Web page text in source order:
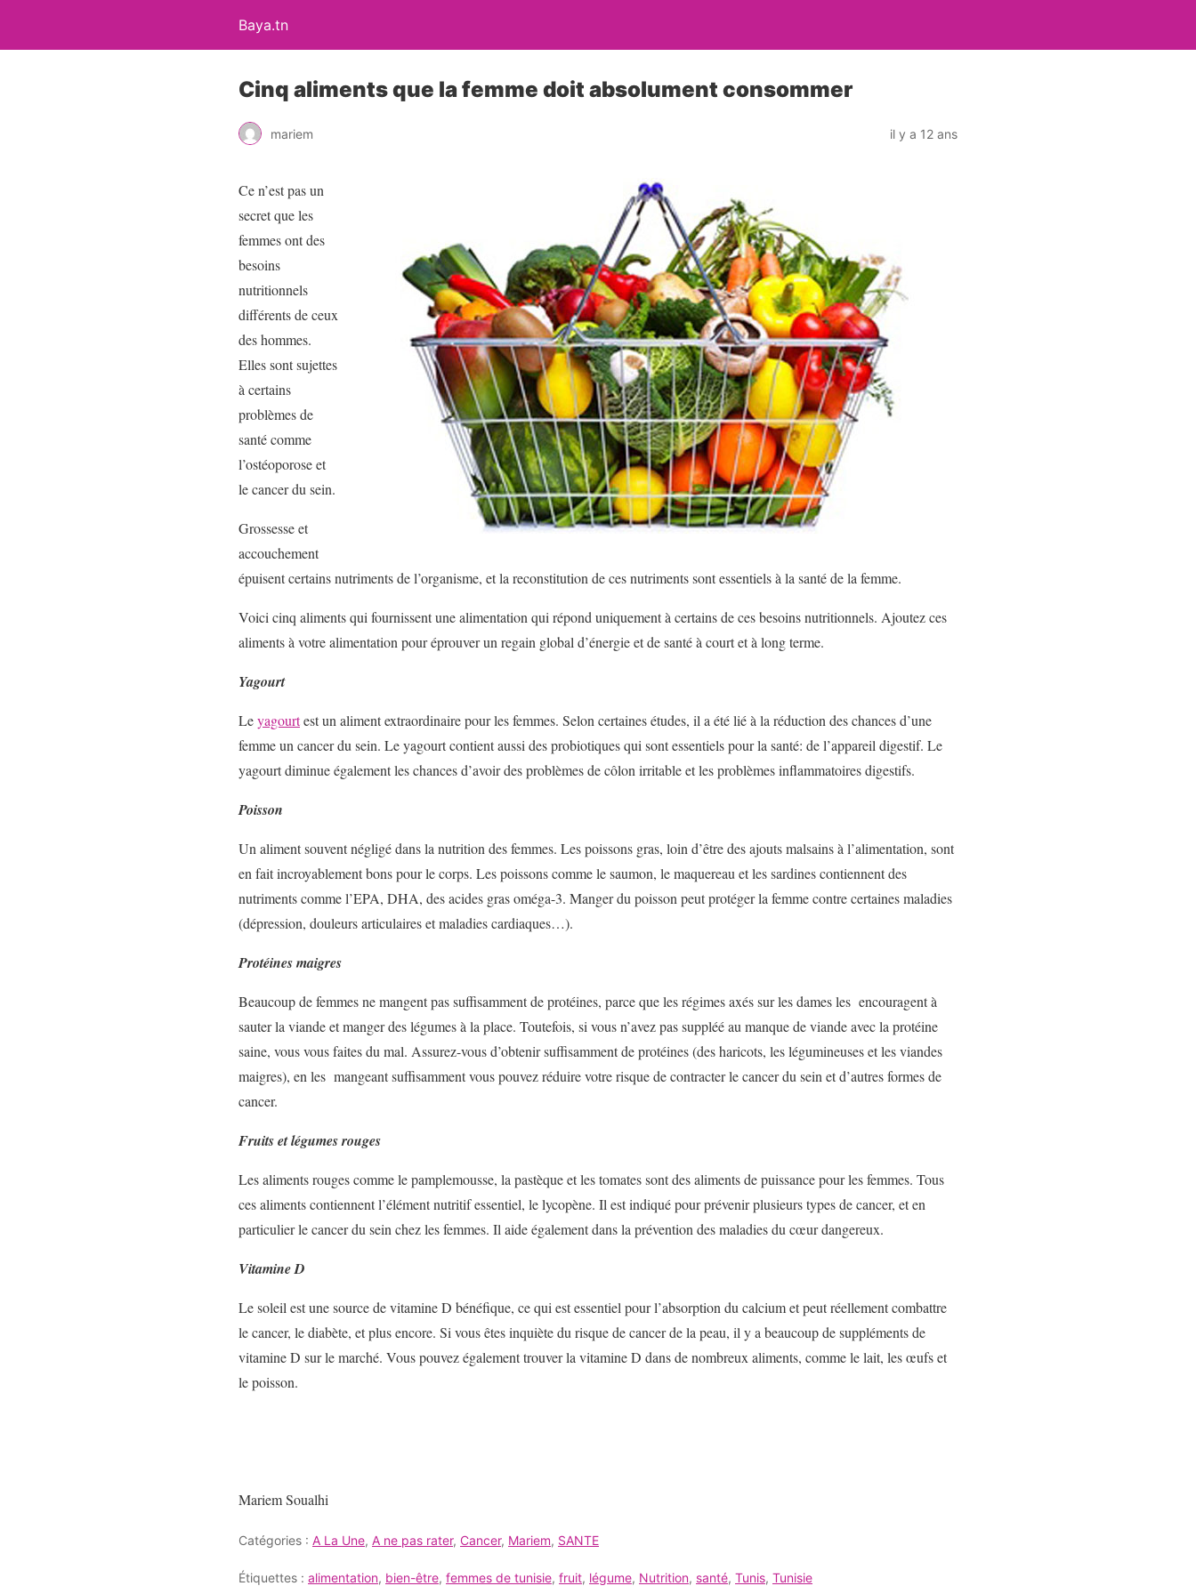
Baya.tn
Cinq aliments que la femme doit absolument consommer
mariem il y a 12 ans
Ce n’est pas un
secret que les
femmes ont des
besoins
nutritionnels
différents de ceux
des hommes.
Elles sont sujettes
à certains
problèmes de
santé comme
l’ostéoporose et
le cancer du sein.
Grossesse et
accouchement
épuisent certains nutriments de l’organisme, et la reconstitution de ces nutriments sont essentiels à la santé de la femme.
Voici cinq aliments qui fournissent une alimentation qui répond uniquement à certains de ces besoins nutritionnels. Ajoutez ces
aliments à votre alimentation pour éprouver un regain global d’énergie et de santé à court et à long terme.
Yagourt
Leyagourtest un aliment extraordinaire pour les femmes. Selon certaines études, il a été lié à la réduction des chances d’une
femme un cancer du sein. Le yagourt contient aussi des probiotiques qui sont essentiels pour la santé: de l’appareil digestif. Le
yagourt diminue également les chances d’avoir des problèmes de côlon irritable et les problèmes inflammatoires digestifs.
Poisson
Un aliment souvent négligé dans la nutrition des femmes. Les poissons gras, loin d’être des ajouts malsains à l’alimentation, sont
en fait incroyablement bons pour le corps. Les poissons comme le saumon, le maquereau et les sardines contiennent des
nutriments comme l’EPA, DHA, des acides gras oméga-3. Manger du poisson peut protéger la femme contre certaines maladies
(dépression, douleurs articulaires et maladies cardiaques…).
Protéines maigres
Beaucoup de femmes ne mangent pas suffisamment de protéines, parce que les régimes axés sur les dames les encouragent à
sauter la viande et manger des légumes à la place. Toutefois, si vous n’avez pas suppléé au manque de viande avec la protéine
saine, vous vous faites du mal. Assurez-vous d’obtenir suffisamment de protéines (des haricots, les légumineuses et les viandes
maigres), en les mangeant suffisamment vous pouvez réduire votre risque de contracter le cancer du sein et d’autres formes de
cancer.
Fruits et légumes rouges
Les aliments rouges comme le pamplemousse, la pastèque et les tomates sont des aliments de puissance pour les femmes. Tous
ces aliments contiennent l’élément nutritif essentiel, le lycopène. Il est indiqué pour prévenir plusieurs types de cancer, et en
particulier le cancer du sein chez les femmes. Il aide également dans la prévention des maladies du cœur dangereux.
Vitamine D
Le soleil est une source de vitamine D bénéfique, ce qui est essentiel pour l’absorption du calcium et peut réellement combattre
le cancer, le diabète, et plus encore. Si vous êtes inquiète du risque de cancer de la peau, il y a beaucoup de suppléments de
vitamine D sur le marché. Vous pouvez également trouver la vitamine D dans de nombreux aliments, comme le lait, les œufs et
le poisson.
Mariem Soualhi
Catégories : A La Une, A ne pas rater, Cancer, Mariem, SANTE
Étiquettes : alimentation, bien-être, femmes de tunisie, fruit, légume, Nutrition, santé, Tunis, Tunisie